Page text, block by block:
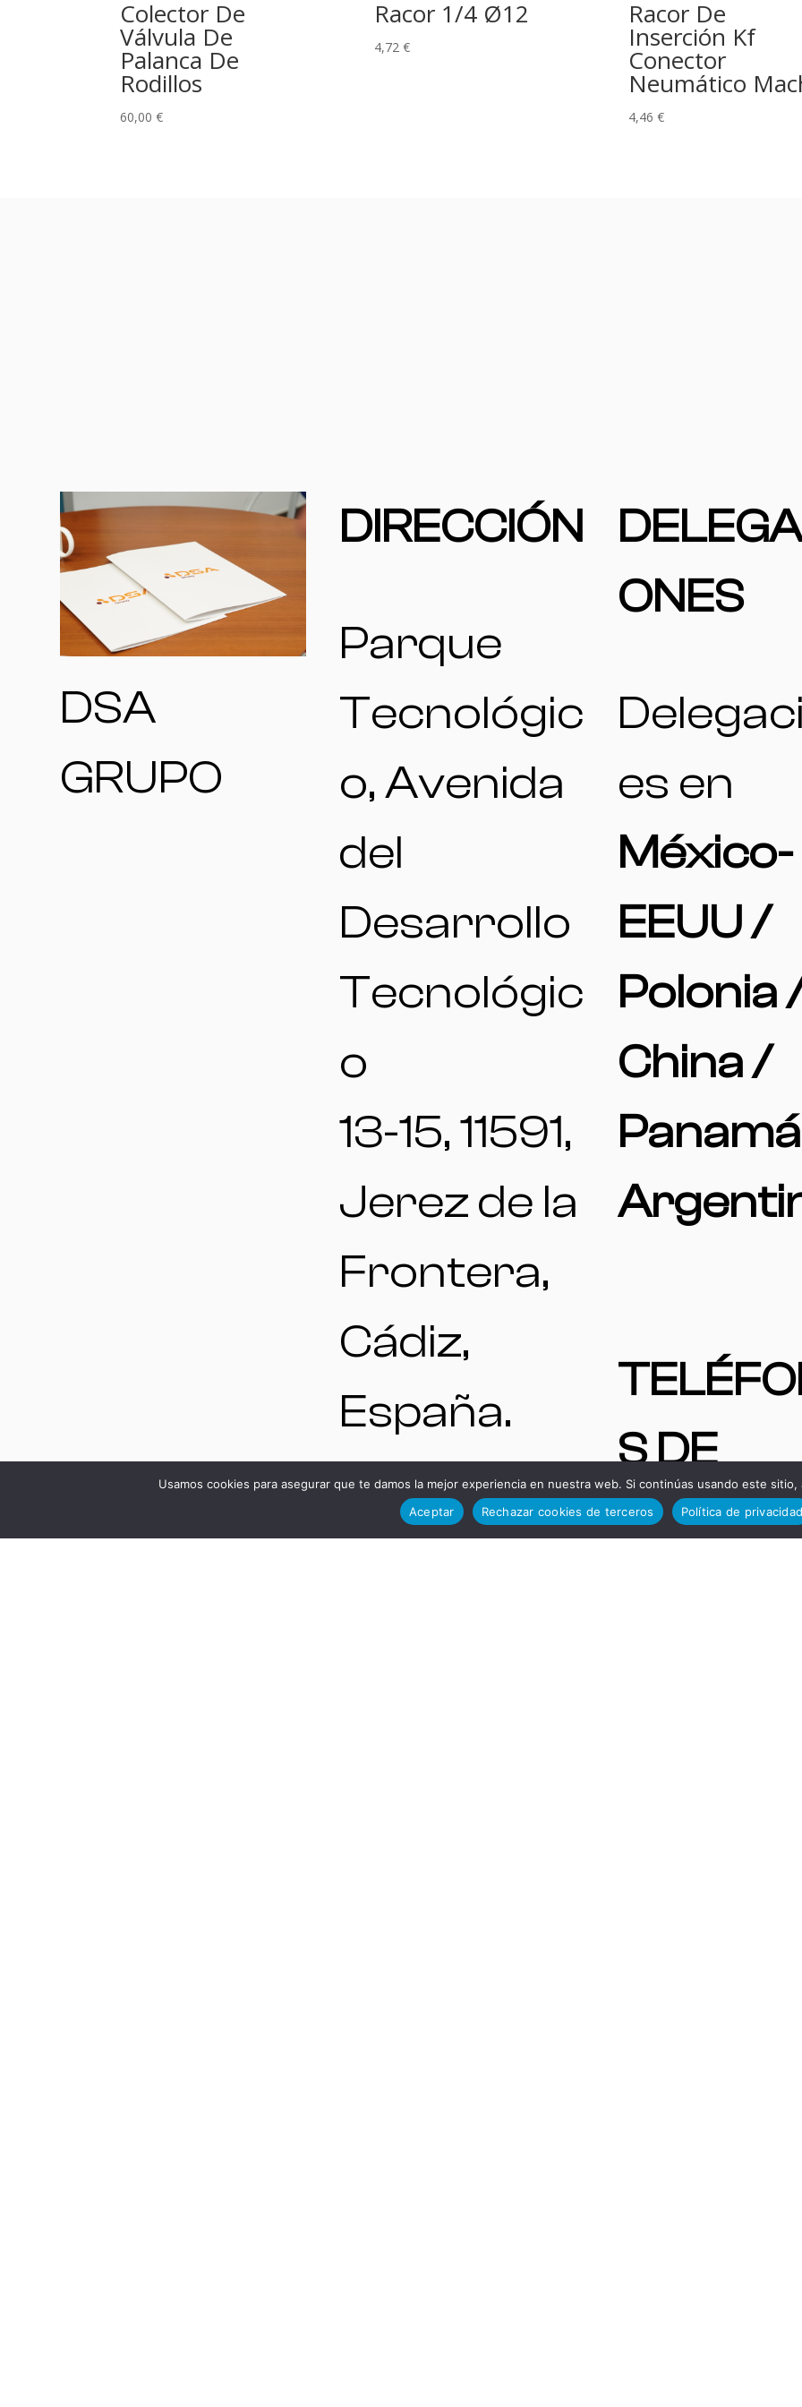
Colector De
Válvula De
Palanca De
Rodillos
60,00€
Racor 1/4 Ø12
4,72 €
Racor De
Inserción Kf
Conector
Neumático
4,46 €
DSA
GRUPO
DIRECCIÓN
Parque
Tecnológic
o, Avenida
del
Desarrollo
Tecnológic
o
13-15, 11591,
Jerez de la
Frontera,
Cádiz,
España.
VENTAS
ONES
es en
México-
EEUU /
Polonia
China /
S DE
Usamos cookies para asegurar que te damos la mejor experiencia en nuestra web. Si continúas usando este
Aceptar
Rechazar cookies de terceros Política de